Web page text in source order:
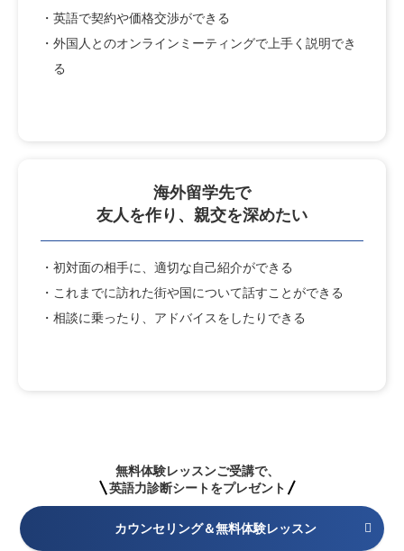
・英語で契約や価格交渉ができる
・外国人とのオンラインミーティングで上手く説明でき
る
海外留学先で
友人を作り、親交を深めたい
・初対面の相手に、適切な自己紹介ができる
・これまでに訪れた街や国について話すことができる
・相談に乗ったり、アドバイスをしたりできる
無料体験レッスンご受講で、
英語力診断シートをプレゼント
カウンセリング＆無料体験レッスン